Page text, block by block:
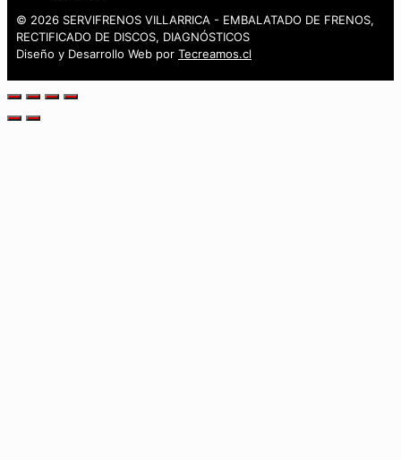
© 2026 SERVIFRENOS VILLARRICA - EMBALATADO DE FRENOS,
RECTIFICADO DE DISCOS, DIAGNÓSTICOS
Diseño y Desarrollo Web por Tecreamos.cl